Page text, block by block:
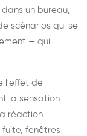
un bureau,
scénarios qui se
— qui
l'effet de
la sensation
réaction
fenêtres